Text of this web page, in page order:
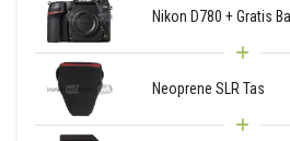
Nikon D780 + Gratis
Neoprene SLR Tas